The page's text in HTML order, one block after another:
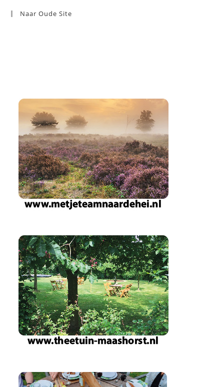
Naar Oude Site